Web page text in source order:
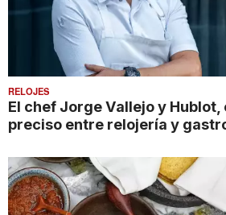
RELOJES
El chef Jorge Vallejo y
preciso entre relojería y